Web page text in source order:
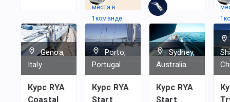
места в
1командe
1
Genoa,
Italy
Курс RYA
Coastal
Porto,
Portugal
Курс RYA
Start
Sydney,
Australia
Курс RYA
Start